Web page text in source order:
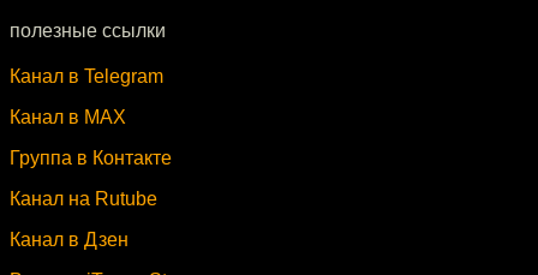
полезные ссылки
Канал в Telegram
Канал в MAX
Группа в Контакте
Канал на Rutube
Канал в Дзен